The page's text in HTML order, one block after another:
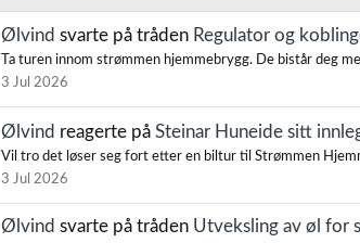
Ølvind svarte på tråden Regulator og
Ta turen innom strømmen hjemmebrygg. De bistår deg
3 Jul 2026
Ølvind reagerte på Steinar Huneide sitt
Vil tro det løser seg fort etter en biltur til Strømmen
3 Jul 2026
Ølvind svarte på tråden Utveksling av øl for